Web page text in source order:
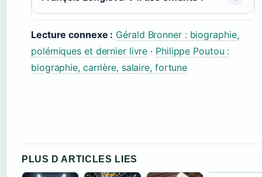
Lecture connexe : Gérald Bronner : biographie,
polémiques et dernier livre · Philippe Poutou :
biographie, carrière, salaire, fortune
PLUS D ARTICLES LIES